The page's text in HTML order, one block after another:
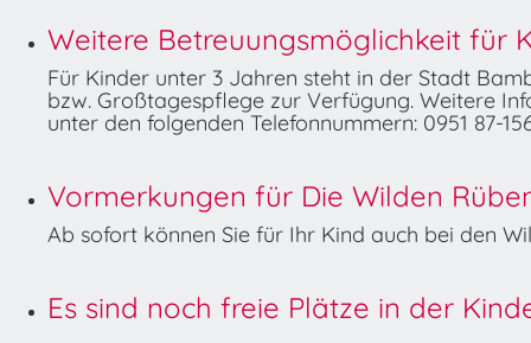
Weitere Betreuungsmöglichkeit für
Für Kinder unter 3 Jahren steht in der Stadt
bzw. Großtagespflege zur Verfügung. Weitere
unter den folgenden Telefonnummern: 0951 87-
Vormerkungen für Die Wilden
Ab sofort können Sie für Ihr Kind auch bei den
Es sind noch freie Plätze in der